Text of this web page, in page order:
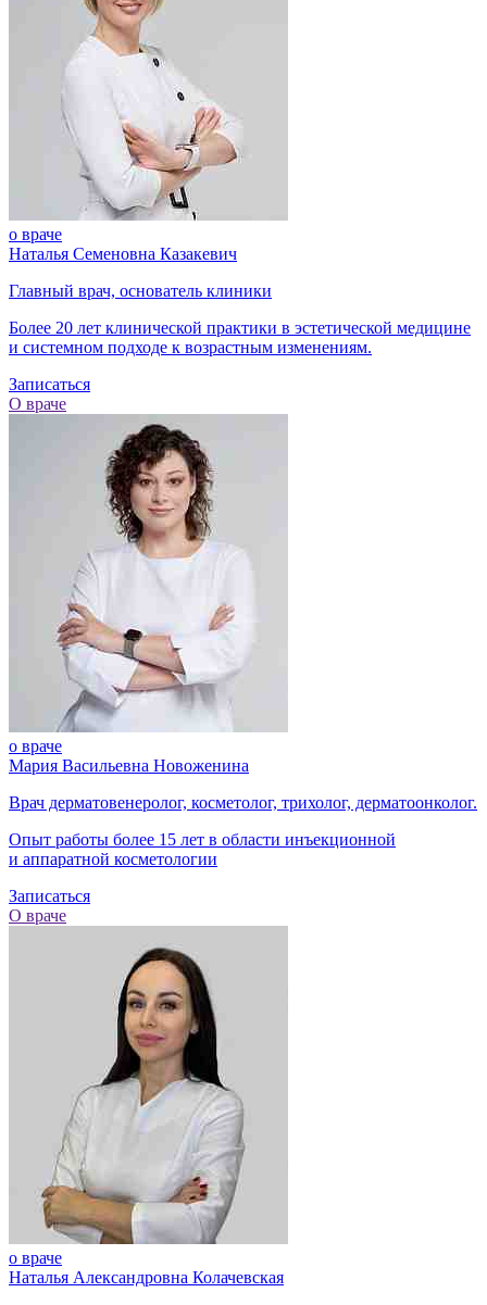
о враче
Наталья Семеновна Казакевич
Главный врач, основатель клиники
Более 20 лет клинической практики в эстетической медицине
и системном подходе к возрастным изменениям.
Записаться
О враче
о враче
Мария Васильевна Новоженина
Врач дерматовенеролог, косметолог, трихолог, дерматоонколог.
Опыт работы более 15 лет в области инъекционной
и аппаратной косметологии
Записаться
О враче
о враче
Наталья Александровна Колачевская